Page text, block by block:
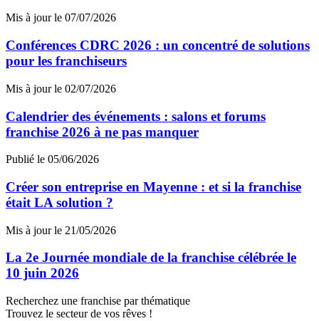
Mis à jour le 07/07/2026
Conférences CDRC 2026 : un concentré de solutions
pour les franchiseurs
Mis à jour le 02/07/2026
Calendrier des événements : salons et forums
franchise 2026 à ne pas manquer
Publié le 05/06/2026
Créer son entreprise en Mayenne : et si la franchise
était LA solution ?
Mis à jour le 21/05/2026
La 2e Journée mondiale de la franchise célébrée le
10 juin 2026
Recherchez une franchise par thématique
Trouvez le secteur de vos rêves !